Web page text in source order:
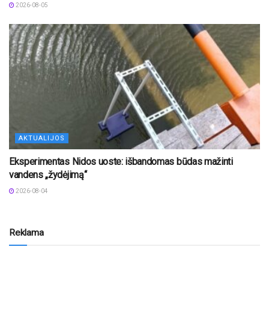
2026-08-05
AKTUALIJOS
Eksperimentas Nidos uoste: išbandomas būdas mažinti
vandens „žydėjimą“
2026-08-04
Reklama